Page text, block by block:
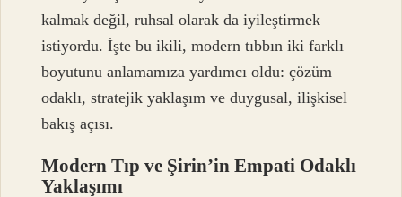
kalmak değil, ruhsal olarak da iyileştirmek
istiyordu. İşte bu ikili, modern tıbbın iki farklı
boyutunu anlamamıza yardımcı oldu: çözüm
odaklı, stratejik yaklaşım ve duygusal, ilişkisel
bakış açısı.
Modern Tıp ve Şirin’in Empati Odaklı
Yaklaşımı